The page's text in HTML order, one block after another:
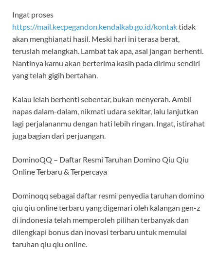
Ingat proses
https://mail.kecpegandon.kendalkab.go.id/kontaktidak
akan menghianati hasil. Meski hari ini terasa berat,
teruslah melangkah. Lambat tak apa, asal jangan berhenti.
Nantinya kamu akan berterima kasih pada dirimu sendiri
yang telah gigih bertahan.
Kalau lelah berhenti sebentar, bukan menyerah. Ambil
napas dalam-dalam, nikmati udara sekitar, lalu lanjutkan
lagi perjalananmu dengan hati lebih ringan. Ingat, istirahat
juga bagian dari perjuangan.
DominoQQ – Daftar Resmi Taruhan Domino Qiu Qiu
Online Terbaru & Terpercaya
Dominoqq sebagai daftar resmi penyedia taruhan domino
qiu qiu online terbaru yang digemari oleh kalangan gen-z
di indonesia telah memperoleh pilihan terbanyak dan
dilengkapi bonus dan inovasi terbaru untuk memulai
taruhan qiu qiu online.